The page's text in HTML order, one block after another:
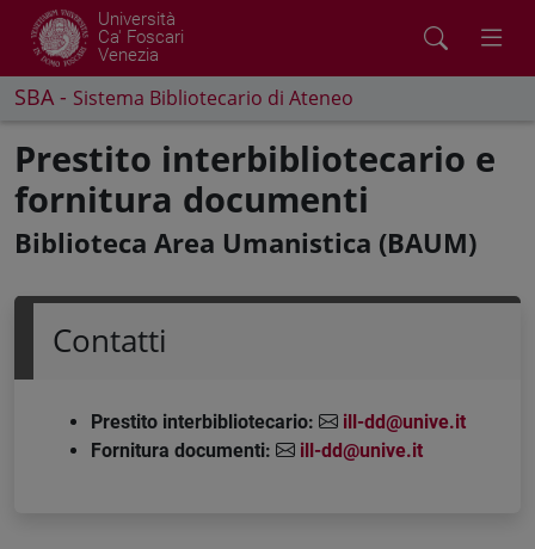
Università
Ca' Foscari
Venezia
SBA - Sistema Bibliotecario di Ateneo
Prestito interbibliotecario e
fornitura documenti
Biblioteca Area Umanistica (BAUM)
Contatti
Prestito interbibliotecario:
ill-dd@unive.it
Fornitura documenti:
ill-dd@unive.it